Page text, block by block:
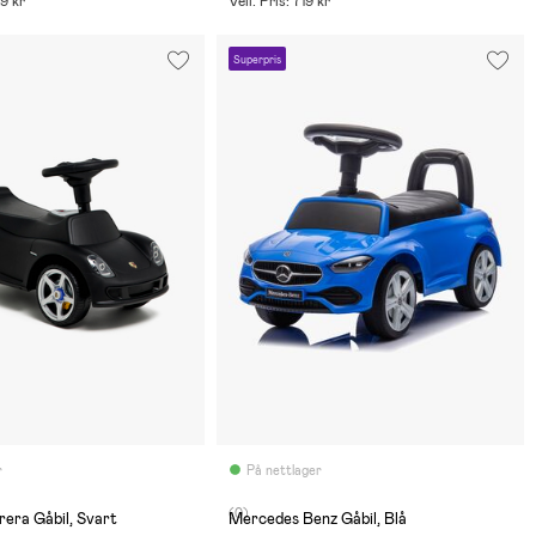
Gåbil, Svart
Superpris
På nettlager
(0)
Mercedes Benz Gåbil, Blå